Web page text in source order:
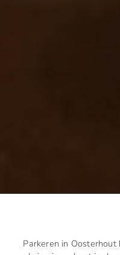
Parkeren in